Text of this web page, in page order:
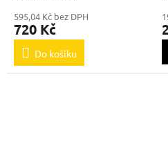
595,04 Kč bez DPH
720 Kč
Do košíku